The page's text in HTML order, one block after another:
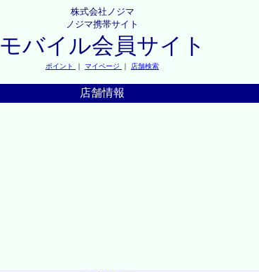
株式会社ノジマ
ノジマ携帯サイト
モバイル会員サイト
ポイント ｜ マイページ ｜ 店舗検索
店舗情報